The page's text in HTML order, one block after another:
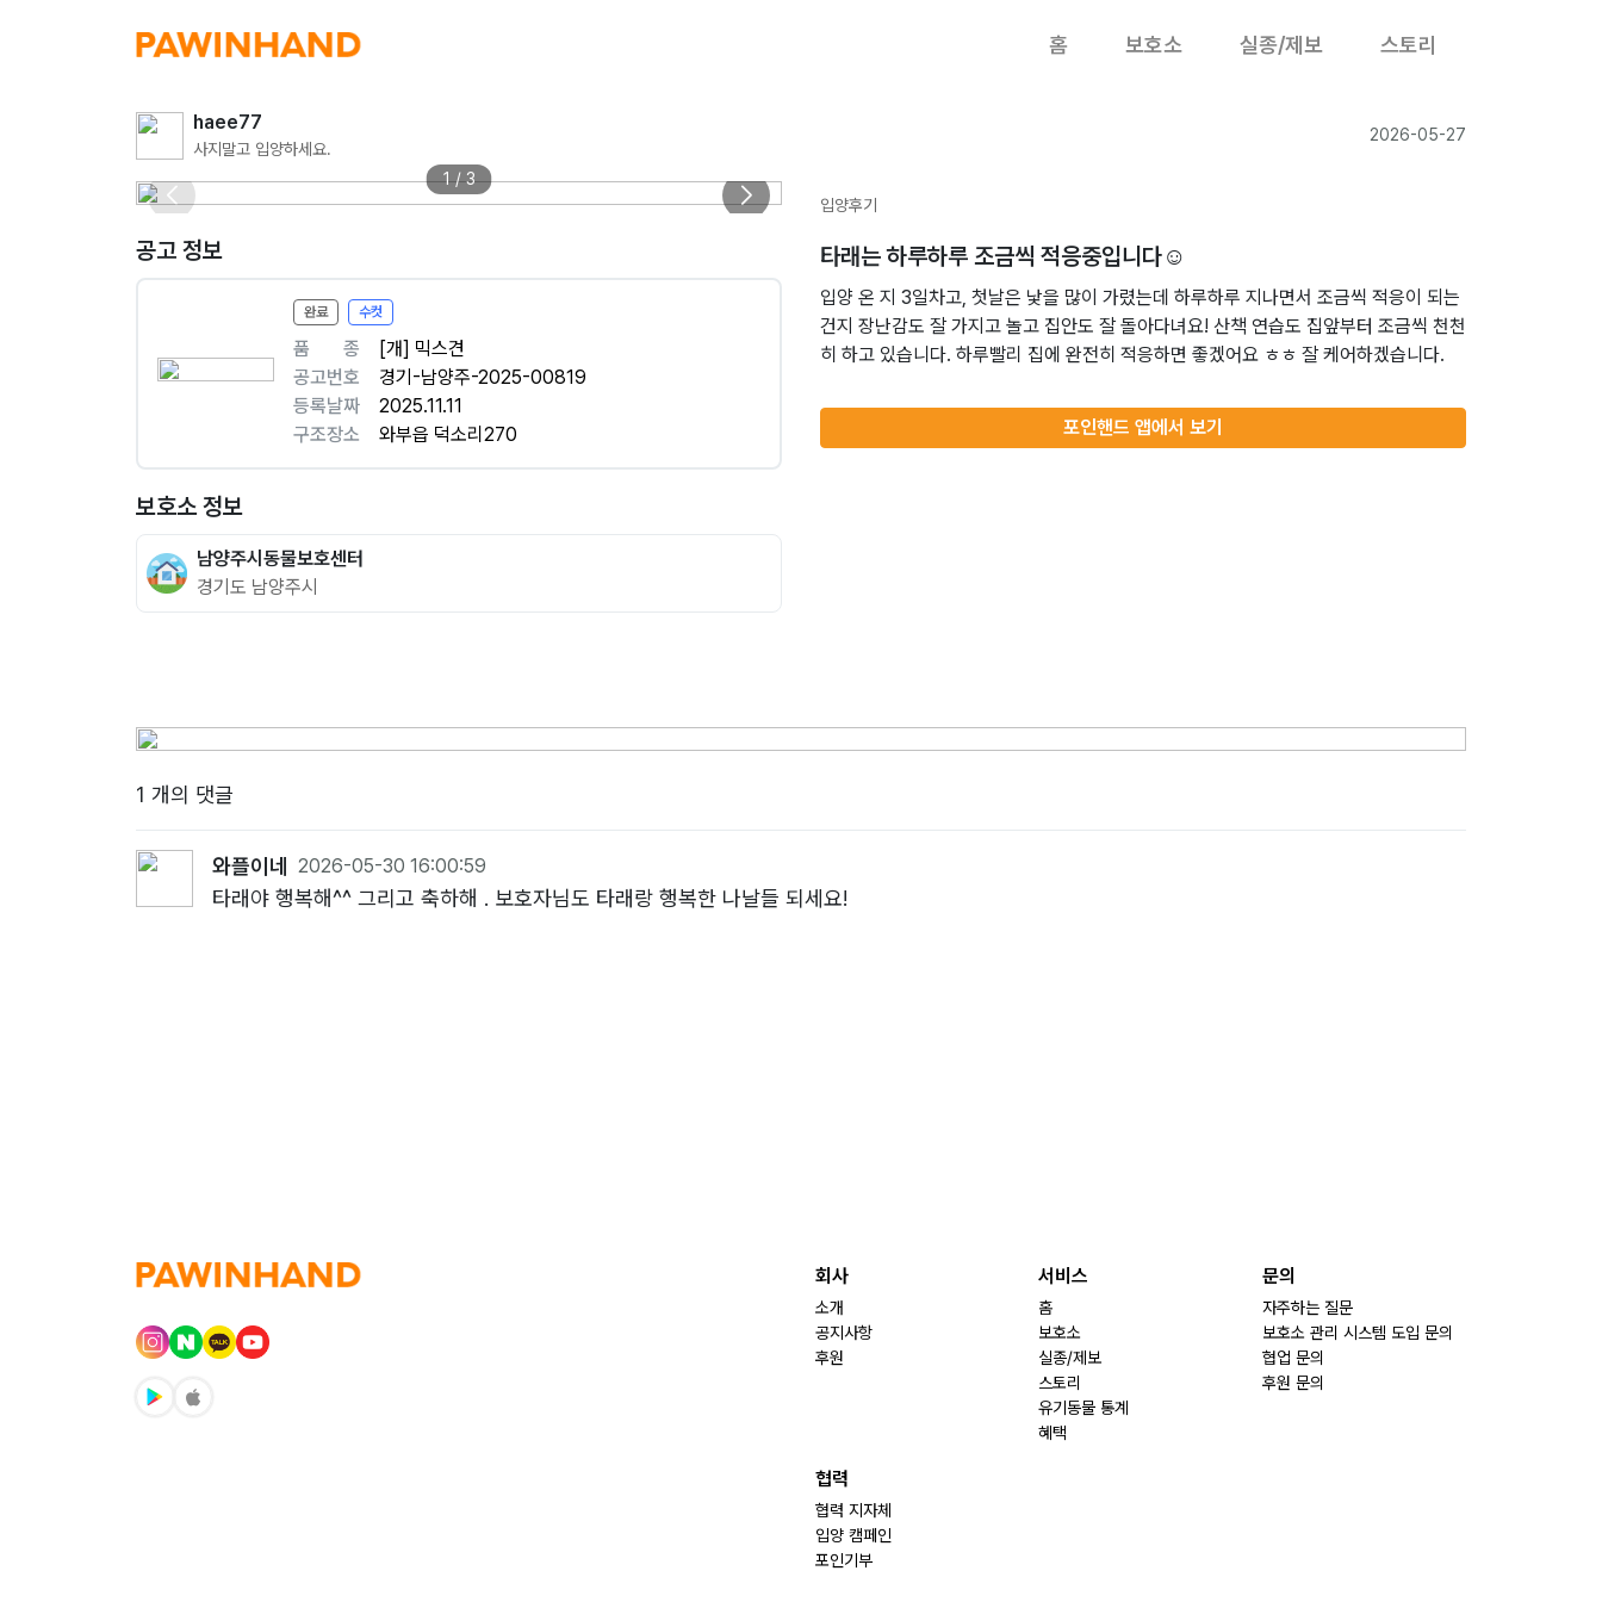
홈 보호소 실종/제보 스토리
haee77
사지말고 입양하세요.
2026-05-27
1 / 3
공고 정보
완료 수컷
품ㅤㅤ종
[개] 믹스견
공고번호
경기-남양주-2025-00819
등록날짜
2025.11.11
구조장소
와부읍 덕소리270
보호소 정보
남양주시동물보호센터
경기도 남양주시
입양후기
타래는 하루하루 조금씩 적응중입니다☺️
입양 온 지 3일차고, 첫날은 낯을 많이 가렸는데 하루하루 지나면서 조금씩 적응이 되는
건지 장난감도 잘 가지고 놀고 집안도 잘 돌아다녀요! 산책 연습도 집앞부터 조금씩 천천
히 하고 있습니다. 하루빨리 집에 완전히 적응하면 좋겠어요 ㅎㅎ 잘 케어하겠습니다.
포인핸드 앱에서 보기
1 개의 댓글
와플이네 2026-05-30 16:00:59
타래야 행복해^^ 그리고 축하해 . 보호자님도 타래랑 행복한 나날들 되세요!
회사
소개
공지사항
후원
서비스
홈
보호소
실종/제보
스토리
유기동물 통계
혜택
문의
자주하는 질문
보호소 관리 시스템 도입 문의
협업 문의
후원 문의
협력
협력 지자체
입양 캠페인
포인기부